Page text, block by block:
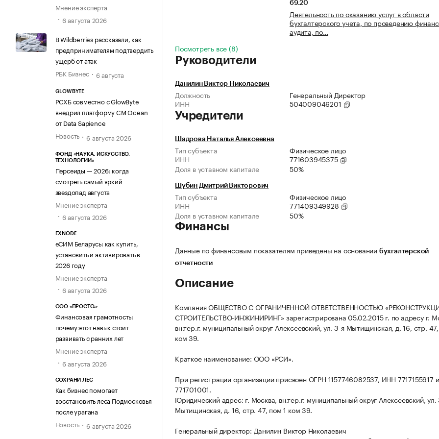
Мнение эксперта
6 августа 2026
В Wildberries рассказали, как
предпринимателям подтвердить
ущерб от атак
РБК Бизнес
6 августа
GLOWBYTE
РСХБ совместно с GlowByte
внедрил платформу CM Ocean
от Data Sapience
Новость
6 августа 2026
ФОНД «НАУКА. ИСКУССТВО.
ТЕХНОЛОГИИ»
Персеиды — 2026: когда
смотреть самый яркий
звездопад августа
Мнение эксперта
6 августа 2026
EXNODE
еСИМ Беларусь: как купить,
установить и активировать в
2026 году
Мнение эксперта
6 августа 2026
ООО «ПРОСТО.»
Финансовая грамотность:
почему этот навык стоит
развивать с ранних лет
Мнение эксперта
6 августа 2026
СОХРАНИ ЛЕС
Как бизнес помогает
восстановить леса Подмосковья
после урагана
Новость
6 августа 2026
69.20
Деятельность по оказанию услуг в области
бухгалтерского учета, по проведению
аудита, по…
Посмотреть все (8)
Руководители
Данилин Виктор Николаевич
Должность
Генеральный Директор
ИНН
504009046201
Учредители
Шадрова Наталья Алексеевна
Тип субъекта
Физическое лицо
ИНН
771603945375
Доля в уставном капитале
50%
Шубин Дмитрий Викторович
Тип субъекта
Физическое лицо
ИНН
771409349928
Доля в уставном капитале
50%
Финансы
Данные по финансовым показателям приведены на основании бухгалтерской
отчетности
Описание
Компания ОБЩЕСТВО С ОГРАНИЧЕННОЙ ОТВЕТСТВЕННОСТЬЮ
СТРОИТЕЛЬСТВО-ИНЖИНИРИНГ» зарегистрирована 05.02.2015 г. по адресу г.
вн.тер.г. муниципальный округ Алексеевский, ул. 3-я Мытищинская, д. 16, стр.
ком 39.
Краткое наименование: ООО «РСИ».
При регистрации организации присвоен ОГРН 1157746082537, ИНН 7717155917
771701001.
Юридический адрес: г. Москва, вн.тер.г. муниципальный округ Алексеевский, ул.
Мытищинская, д. 16, стр. 47, пом 1 ком 39.
Генеральный директор: Данилин Виктор Николаевич